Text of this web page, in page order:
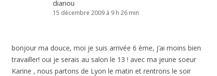
dianou
15 décembre 2009 à 9 h 26 min
bonjour ma douce, moi je suis arrivée 6 ème, j’ai moins bien
travailler! oui je serais au salon le 13 ! avec ma jeune soeur
Karine , nous partons de Lyon le matin et rentrons le soir